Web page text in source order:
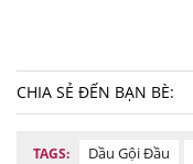
CHIA SẺ ĐẾN BẠN BÈ:
TAGS: Dầu Gội Đầu